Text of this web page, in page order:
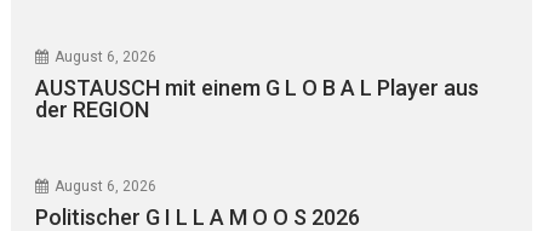
August 6, 2026
AUSTAUSCH mit einem G L O B A L Player aus
der REGION
August 6, 2026
Politischer G I L L A M O O S 2026